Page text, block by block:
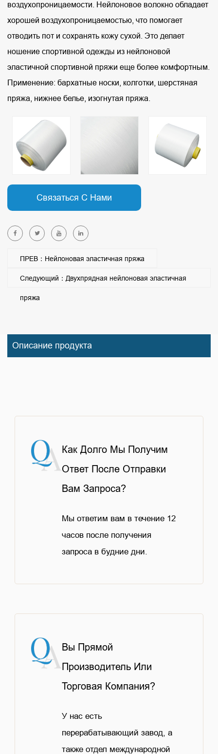
воздухопроницаемости. Нейлоновое волокно обладает
хорошей воздухопроницаемостью, что помогает
отводить пот и сохранять кожу сухой. Это делает
ношение спортивной одежды из нейлоновой
эластичной спортивной пряжи еще более комфортным.
Применение: бархатные носки, колготки, шерстяная
пряжа, нижнее белье, изогнутая пряжа.
Связаться С Нами
ПРЕВ：Нейлоновая эластичная пряжа
Следующий：Двухпрядная нейлоновая эластичная
пряжа
Описание продукта
Как Долго Мы Получим
Ответ После Отправки
Вам Запроса?
Мы ответим вам в течение 12
часов после получения
запроса в будние дни.
Вы Прямой
Производитель Или
Торговая Компания?
У нас есть
перерабатывающий завод, а
также отдел международной